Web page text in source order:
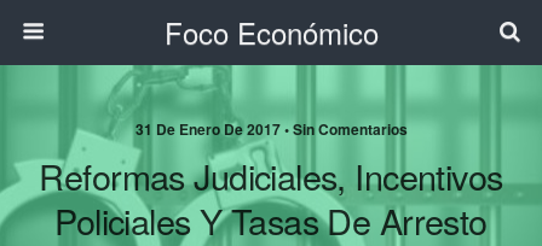
Foco Económico
31 De Enero De 2017 • Sin Comentarios
Reformas Judiciales, Incentivos
Policiales Y Tasas De Arresto